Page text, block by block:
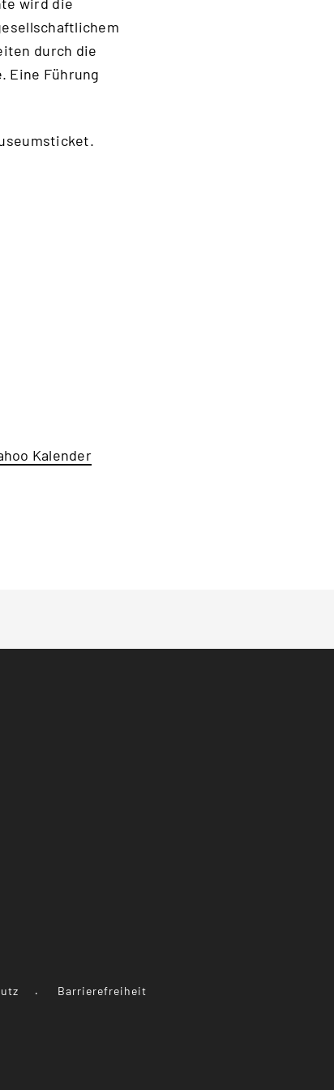
durch die
Eine Führung
Kalender
Barrierefreiheit